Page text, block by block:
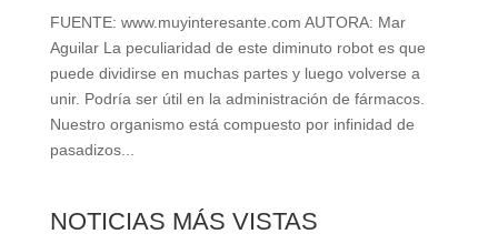
FUENTE: www.muyinteresante.com AUTORA: Mar
Aguilar La peculiaridad de este diminuto robot es que
puede dividirse en muchas partes y luego volverse a
unir. Podría ser útil en la administración de fármacos.
Nuestro organismo está compuesto por infinidad de
pasadizos...
NOTICIAS MÁS VISTAS